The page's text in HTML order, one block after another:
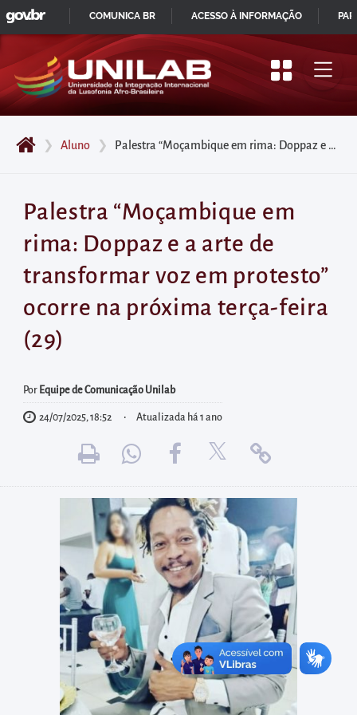
Pular
para
início
do
principal
Acessar
diretamente
menu
principal
Acessar
área
para
internas
diretamente
informações
postas
❯ Aluno ❯ Palestra “Moçambique em rima: Doppaz e a arte de transformar voz em protesto” ocorre na próxima terça-feira (29)
Palestra “Moçambique em
rima: Doppaz e a arte de
transformar voz em protesto”
ocorre na próxima terça-feira
(29)
Por Equipe de Comunicação Unilab
24/07/2025, 18:52 Atualizada há 1 ano
IR
PARA
CONTEÚDO
GOVBR
COMUNICA BR ACESSO À INFORMAÇÃO